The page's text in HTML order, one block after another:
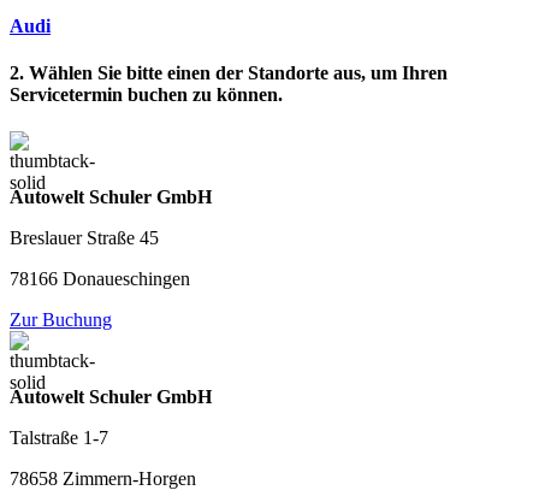
Audi
2. Wählen Sie bitte einen der Standorte aus, um Ihren
Servicetermin buchen zu können.
Autowelt Schuler GmbH
Breslauer Straße 45
78166 Donaueschingen
Zur Buchung
Autowelt Schuler GmbH
Talstraße 1-7
78658 Zimmern-Horgen